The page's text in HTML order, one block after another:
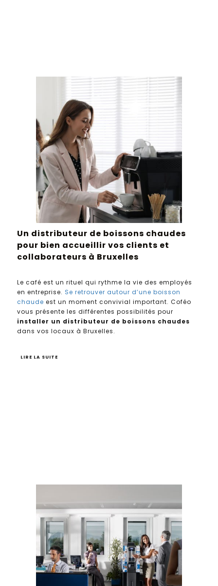
Un distributeur de boissons chaudes
pour bien accueillir vos clients et
collaborateurs à Bruxelles
Le café est un rituel qui rythme la vie des employés
en entreprise. Se retrouver autour d’une boisson
chaude est un moment convivial important. Coféo
vous présente les différentes possibilités pour
installer un distributeur de boissons chaudes
dans vos locaux à Bruxelles.
LIRE LA SUITE